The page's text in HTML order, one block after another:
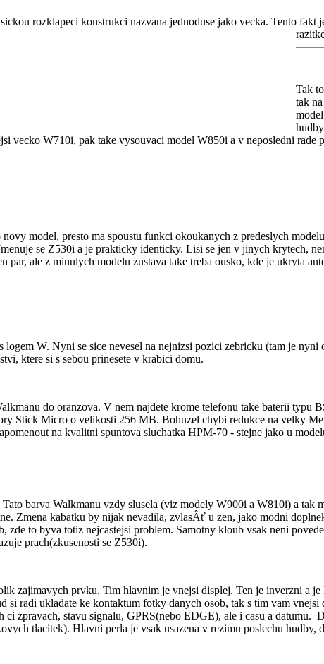
rozklapeci konstrukci nazvana jednoduse jako vecka. Tento fakt
Tak
tak
vecko W710i, pak take vysouvaci model W850i a v neposledni rade
novy model, presto ma spoustu funkci okoukanych z predeslych
se Z530i a je prakticky identicky. Lisi se jen v jinych krytech,
ale z minulych modelu zustava take treba ousko, kde je ukryta
W. Nyni se sice nevesel na nejnizsi pozici zebricku (tam je
ktere si s sebou prinesete v krabici domu.
do oranzova. V nem najdete krome telefonu take baterii
Stick Micro o velikosti 256 MB. Bohuzel chybi redukce na velky
na kvalitni spuntova sluchatka HPM-70 - stejne jako u
barva Walkmanu vzdy slusela (viz modely W900i a W810i) a
Zmena kabatku by nijak nevadila, zvlasÂť u zen, jako modni
zde to byva totiz nejcastejsi problem. Samotny kloub vsak neni
prach(zkusenosti se Z530i).
zajimavych prvku. Tim hlavnim je vnejsi displej. Ten je inverzni a
radi ukladate ke kontaktum fotky danych osob, tak s tim vam
ci zpravach, stavu signalu, GPRS(nebo EDGE), ale i casu a
tlacitek). Hlavni perla je vsak usazena v rezimu poslechu hudby,